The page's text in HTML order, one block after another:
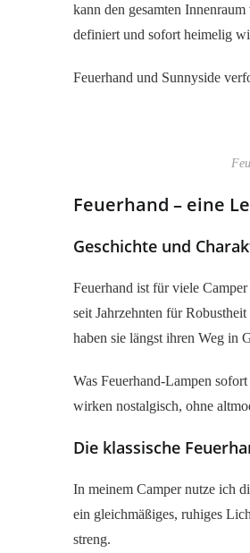
kann den gesamten
definiert und sofort heimelig
Feuerhand und Sunnyside
Feuerhand – eine
Geschichte und
Feuerhand ist für viele
seit Jahrzehnten für
haben sie längst ihren Weg in
Was Feuerhand-Lampen
wirken nostalgisch, ohne
Die klassische
In meinem Camper nutze ich
ein gleichmäßiges, ruhiges
streng.